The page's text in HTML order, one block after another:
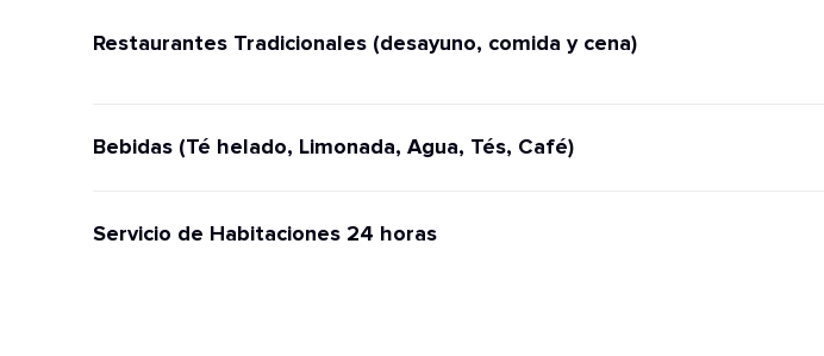
Restaurantes Tradicionales (desayuno, comida y cena)
Bebidas (Té helado, Limonada, Agua, Tés, Café)
Servicio de Habitaciones 24 horas